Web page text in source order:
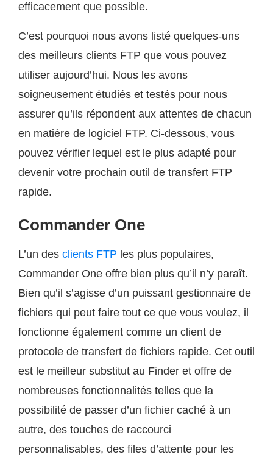
efficacement que possible.
C’est pourquoi nous avons listé quelques-uns
des meilleurs clients FTP que vous pouvez
utiliser aujourd’hui. Nous les avons
soigneusement étudiés et testés pour nous
assurer qu’ils répondent aux attentes de chacun
en matière de logiciel FTP. Ci-dessous, vous
pouvez vérifier lequel est le plus adapté pour
devenir votre prochain outil de transfert FTP
rapide.
Commander One
L’un des clients FTP les plus populaires,
Commander One offre bien plus qu’il n’y paraît.
Bien qu’il s’agisse d’un puissant gestionnaire de
fichiers qui peut faire tout ce que vous voulez, il
fonctionne également comme un client de
protocole de transfert de fichiers rapide. Cet outil
est le meilleur substitut au Finder et offre de
nombreuses fonctionnalités telles que la
possibilité de passer d’un fichier caché à un
autre, des touches de raccourci
personnalisables, des files d’attente pour les